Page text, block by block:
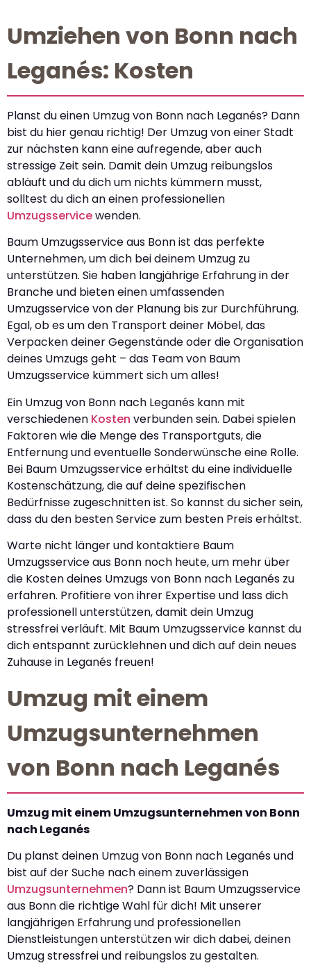
Umziehen von Bonn nach
Leganés: Kosten
Planst du einen Umzug von Bonn nach Leganés? Dann
bist du hier genau richtig! Der Umzug von einer Stadt
zur nächsten kann eine aufregende, aber auch
stressige Zeit sein. Damit dein Umzug reibungslos
abläuft und du dich um nichts kümmern musst,
solltest du dich an einen professionellen
Umzugsservicewenden.
Baum Umzugsservice aus Bonn ist das perfekte
Unternehmen, um dich bei deinem Umzug zu
unterstützen. Sie haben langjährige Erfahrung in der
Branche und bieten einen umfassenden
Umzugsservice von der Planung bis zur Durchführung.
Egal, ob es um den Transport deiner Möbel, das
Verpacken deiner Gegenstände oder die Organisation
deines Umzugs geht – das Team von Baum
Umzugsservice kümmert sich um alles!
Ein Umzug von Bonn nach Leganés kann mit
verschiedenen Kosten verbunden sein. Dabei spielen
Faktoren wie die Menge des Transportguts, die
Entfernung und eventuelle Sonderwünsche eine Rolle.
Bei Baum Umzugsservice erhältst du eine individuelle
Kostenschätzung, die auf deine spezifischen
Bedürfnisse zugeschnitten ist. So kannst du sicher sein,
dass du den besten Service zum besten Preis erhältst.
Warte nicht länger und kontaktiere Baum
Umzugsservice aus Bonn noch heute, um mehr über
die Kosten deines Umzugs von Bonn nach Leganés zu
erfahren. Profitiere von ihrer Expertise und lass dich
professionell unterstützen, damit dein Umzug
stressfrei verläuft. Mit Baum Umzugsservice kannst du
dich entspannt zurücklehnen und dich auf dein neues
Zuhause in Leganés freuen!
Umzug mit einem
Umzugsunternehmen
von Bonn nach Leganés
Umzug mit einem Umzugsunternehmen von Bonn
nach Leganés
Du planst deinen Umzug von Bonn nach Leganés und
bist auf der Suche nach einem zuverlässigen
Umzugsunternehmen? Dann ist Baum Umzugsservice
aus Bonn die richtige Wahl für dich! Mit unserer
langjährigen Erfahrung und professionellen
Dienstleistungen unterstützen wir dich dabei, deinen
Umzug stressfrei und reibungslos zu gestalten.